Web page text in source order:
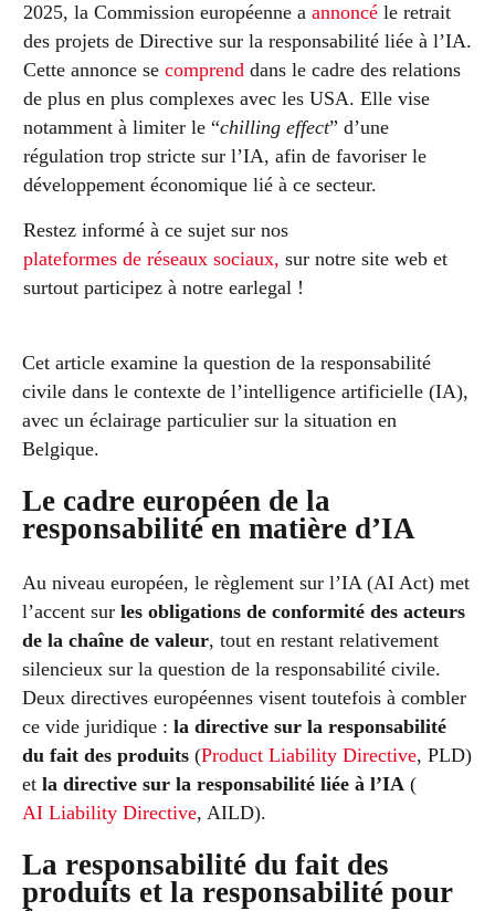
2025, la Commission européenne a annoncé le retrait
des projets de Directive sur la responsabilité liée à l’IA.
Cette annonce se comprend dans le cadre des relations
de plus en plus complexes avec les USA. Elle vise
notamment à limiter le “chilling effect” d’une
régulation trop stricte sur l’IA, afin de favoriser le
développement économique lié à ce secteur.
Restez informé à ce sujet sur nos
plateformes de réseaux sociaux, sur notre site web et
surtout participez à notre earlegal !
Cet article examine la question de la responsabilité
civile dans le contexte de l’intelligence artificielle (IA),
avec un éclairage particulier sur la situation en
Belgique.
Le cadre européen de la
responsabilité en matière d’IA
Au niveau européen, le règlement sur l’IA (AI Act) met
l’accent sur les obligations de conformité des acteurs
de la chaîne de valeur, tout en restant relativement
silencieux sur la question de la responsabilité civile.
Deux directives européennes visent toutefois à combler
ce vide juridique : la directive sur la responsabilité
du fait des produits (Product Liability Directive, PLD)
et la directive sur la responsabilité liée à l’IA (
AI Liability Directive, AILD).
La responsabilité du fait des
produits et la responsabilité pour